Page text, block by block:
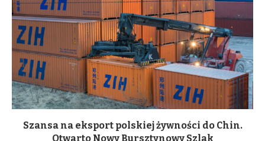
Szansa na eksport polskiej żywności do Chin.
Otwarto Nowy Bursztynowy Szlak